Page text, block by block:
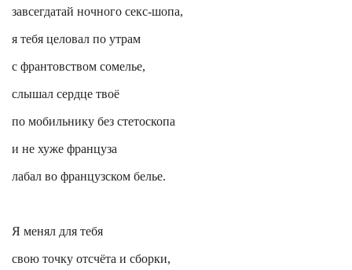
завсегдатай ночного секс-шопа,
я тебя целовал по утрам
с франтовством сомелье,
слышал сердце твоё
по мобильнику без стетоскопа
и не хуже француза
лабал во французском белье.
Я менял для тебя
свою точку отсчёта и сборки,